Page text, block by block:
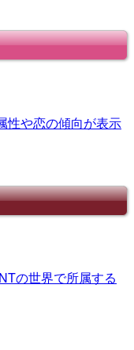
性や恋の傾向が表示
の世界で所属する